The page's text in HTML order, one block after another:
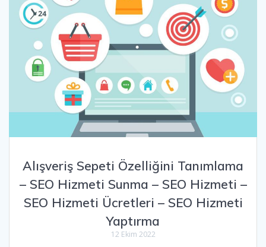
Alışveriş Sepeti Özelliğini Tanımlama
– SEO Hizmeti Sunma – SEO Hizmeti –
SEO Hizmeti Ücretleri – SEO Hizmeti
Yaptırma
12 Ekim 2022